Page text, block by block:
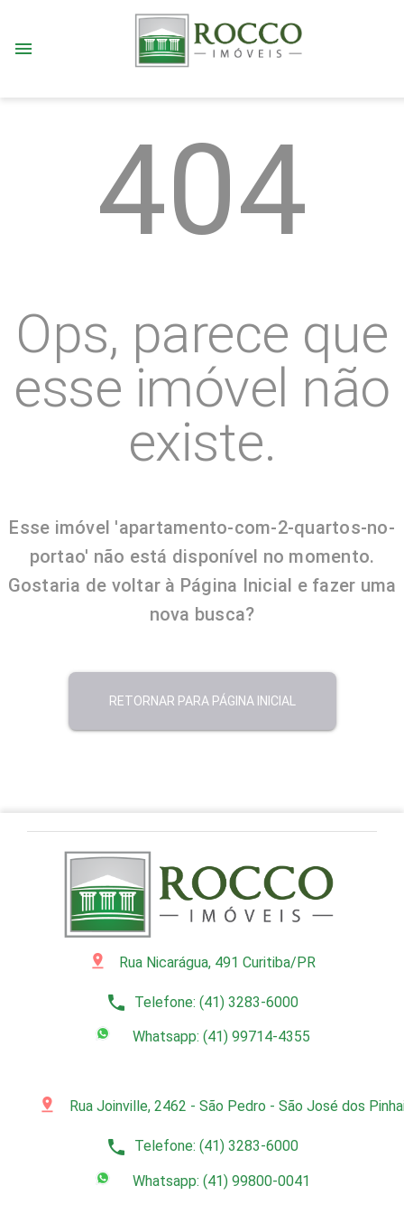
menu
pin_drop Rua Nicarágua, 491 Curitiba/PR
phone Telefone: (41) 3283-6000
Whatsapp: (41) 99714-4355
pin_drop Rua Joinville, 2462 - São Pedro - São José dos
phone Telefone: (41) 3283-6000
Whatsapp: (41) 99800-0041
404
Ops, parece que
esse imóvel não
existe.
Esse imóvel 'apartamento-com-2-quartos-no-
portao' não está disponível no momento.
Gostaria de voltar à Página Inicial e fazer uma
nova busca?
RETORNAR PARA PÁGINA INICIAL